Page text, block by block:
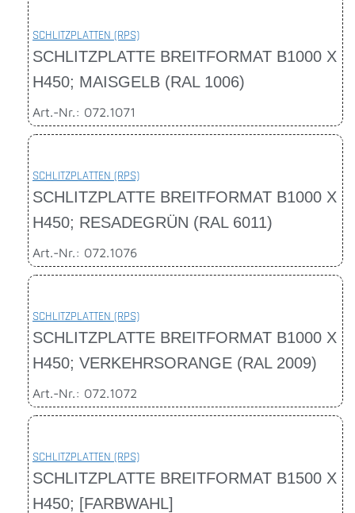
SCHLITZPLATTEN (RPS)
SCHLITZPLATTE BREITFORMAT B1000 X
H450; MAISGELB (RAL 1006)
Art.-Nr.: 072.1071
SCHLITZPLATTEN (RPS)
SCHLITZPLATTE BREITFORMAT B1000 X
H450; RESADEGRÜN (RAL 6011)
Art.-Nr.: 072.1076
SCHLITZPLATTEN (RPS)
SCHLITZPLATTE BREITFORMAT B1000 X
H450; VERKEHRSORANGE (RAL 2009)
Art.-Nr.: 072.1072
SCHLITZPLATTEN (RPS)
SCHLITZPLATTE BREITFORMAT B1500 X
H450; [FARBWAHL]